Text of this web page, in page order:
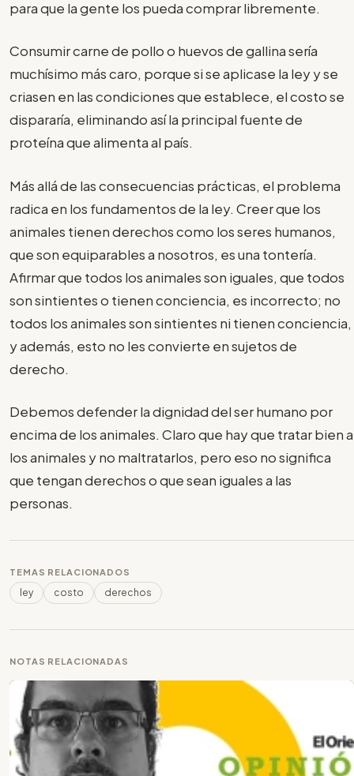
para que la gente los pueda comprar libremente.
Consumir carne de pollo o huevos de gallina sería
muchísimo más caro, porque si se aplicase la ley y se
criasen en las condiciones que establece, el costo se
dispararía, eliminando así la principal fuente de
proteína que alimenta al país.
Más allá de las consecuencias prácticas, el problema
radica en los fundamentos de la ley. Creer que los
animales tienen derechos como los seres humanos,
que son equiparables a nosotros, es una tontería.
Afirmar que todos los animales son iguales, que todos
son sintientes o tienen conciencia, es incorrecto; no
todos los animales son sintientes ni tienen conciencia,
y además, esto no les convierte en sujetos de
derecho.
Debemos defender la dignidad del ser humano por
encima de los animales. Claro que hay que tratar bien a
los animales y no maltratarlos, pero eso no significa
que tengan derechos o que sean iguales a las
personas.
TEMAS RELACIONADOS
ley costo derechos
NOTAS RELACIONADAS